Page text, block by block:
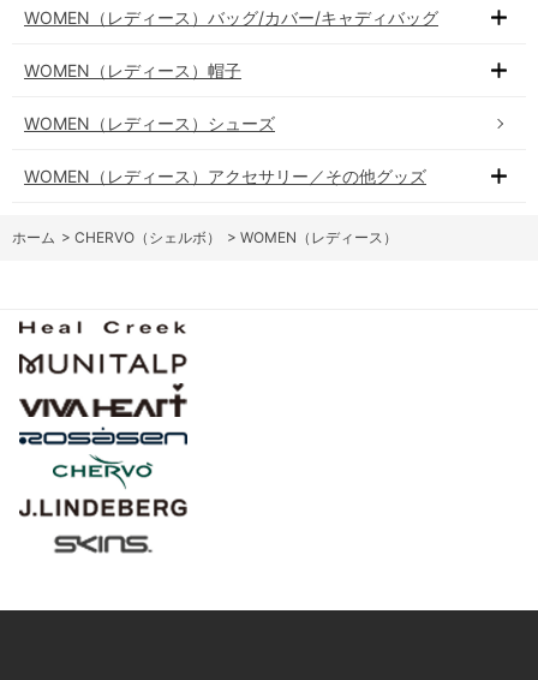
WOMEN（レディース）バッグ/カバー/キャディバッグ
WOMEN（レディース）帽子
WOMEN（レディース）シューズ
WOMEN（レディース）アクセサリー／その他グッズ
ホーム > CHERVO（シェルボ） > WOMEN（レディース）